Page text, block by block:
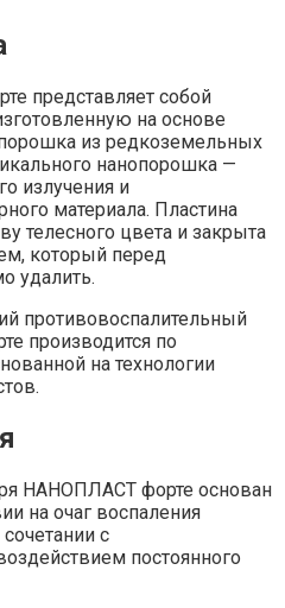
представляет собой
на основе
из редкоземельных
нанопорошка —
излучения и
материала. Пластина
телесного цвета и закрыта
который перед
удалить.
противовоспалительный
производится по
на технологии
НАНОПЛАСТ форте основан
на очаг воспаления
с
постоянного